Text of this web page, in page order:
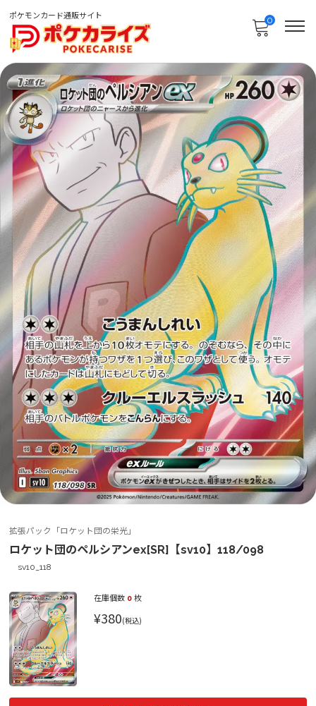
ポケモンカード通販サイト 0
拡張パック「ロケット団の栄光」
ロケット団のペルシアンex[SR]【sv10】118/098
sv10_118
在庫個数 0 枚
¥380(税込)